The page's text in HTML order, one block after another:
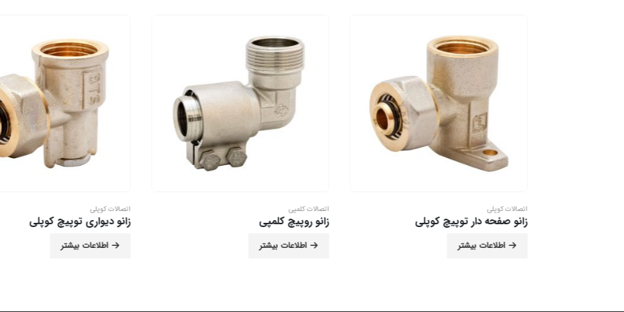
اتصالات کوپلی
زانو صفحه دار توپیچ کوپلی
اطلاعات بیشتر
اتصالات کلمپی
زانو روپیچ کلمپی
اطلاعات بیشتر
اتصالات کوپلی
زانو دیواری توپیچ کوپلی
اطلاعات بیشتر